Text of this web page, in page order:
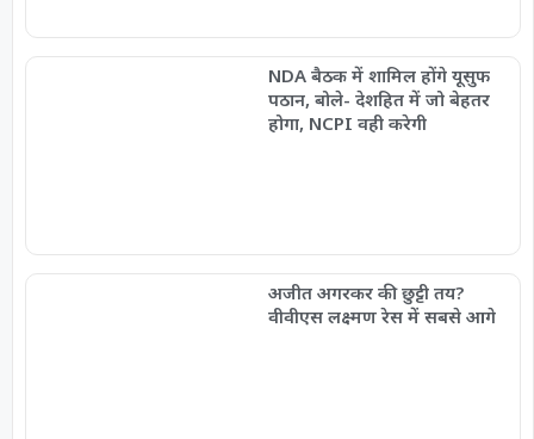
NDA बैठक में शामिल होंगे यूसुफ
पठान, बोले- देशहित में जो बेहतर
होगा, NCPI वही करेगी
अजीत अगरकर की छुट्टी तय?
वीवीएस लक्ष्मण रेस में सबसे आगे